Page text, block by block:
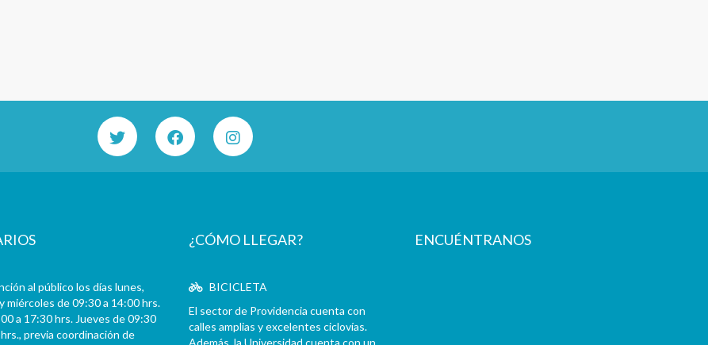
al público los días lunes,
miércoles de 09:30 a 14:00 hrs.
a 17:30 hrs. Jueves de 09:30
previa coordinación de
¿CÓMO LLEGAR?
BICICLETA
El sector de Providencia cuenta con
calles amplias y excelentes ciclovías.
Además, la Universidad cuenta con un
ENCUÉNTRANOS